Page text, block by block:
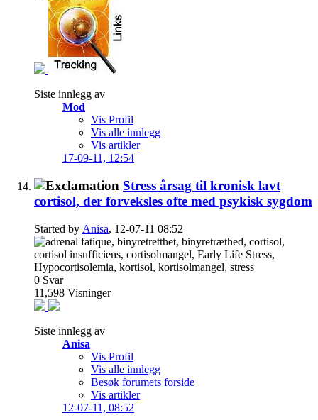
Siste innlegg av
Mod
Vis Profil
Vis alle innlegg
Vis artikler
17-09-11, 12:54
Stress årsag til kronisk lavt
cortisol, der forveksles ofte med psykisk sygdom
Started by Anisa, 12-07-11 08:52
0 Svar
11,598 Visninger
Siste innlegg av
Anisa
Vis Profil
Vis alle innlegg
Besøk forumets forside
Vis artikler
12-07-11, 08:52